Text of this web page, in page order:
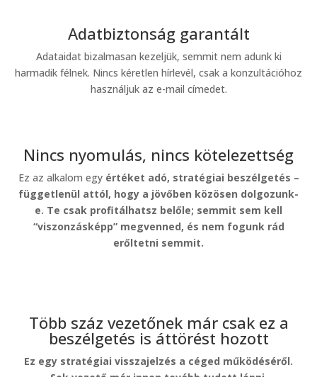
Adatbiztonság garantált
Adataidat bizalmasan kezeljük, semmit nem adunk ki
harmadik félnek. Nincs kéretlen hírlevél, csak a konzultációhoz
használjuk az e-mail címedet.
Nincs nyomulás, nincs kötelezettség
Ez az alkalom egy értéket adó, stratégiai beszélgetés –
függetlenül attól, hogy a jövőben közösen dolgozunk-
e. Te csak profitálhatsz belőle; semmit sem kell
“viszonzásképp” megvenned, és nem fogunk rád
erőltetni semmit.
Több száz vezetőnek már csak ez a
beszélgetés is áttörést hozott
Ez egy stratégiai visszajelzés a céged működéséről.